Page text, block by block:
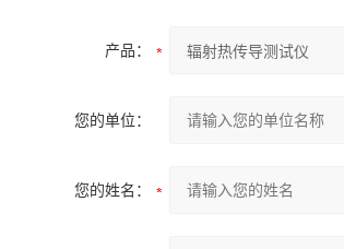
产品：
您的单位：
您的姓名：